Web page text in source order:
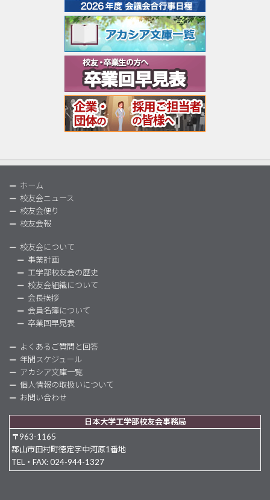
ホーム
校友会ニュース
校友会便り
校友会報
校友会について
事業計画
工学部校友会の歴史
校友会組織について
会長挨拶
会員名簿について
卒業回早見表
よくあるご質問と回答
年間スケジュール
アカシア文庫一覧
個人情報の取扱いについて
お問い合わせ
日本大学工学部校友会事務局
〒963-1165
郡山市田村町徳定字中河原1番地
TEL・FAX: 024-944-1327